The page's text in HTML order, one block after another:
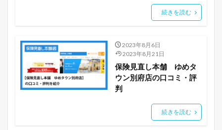
続きを読む
2023年8月6日
2023年8月21日
保険見直し本舗 ゆめタ
ウン別府店の口コミ・評
判
続きを読む